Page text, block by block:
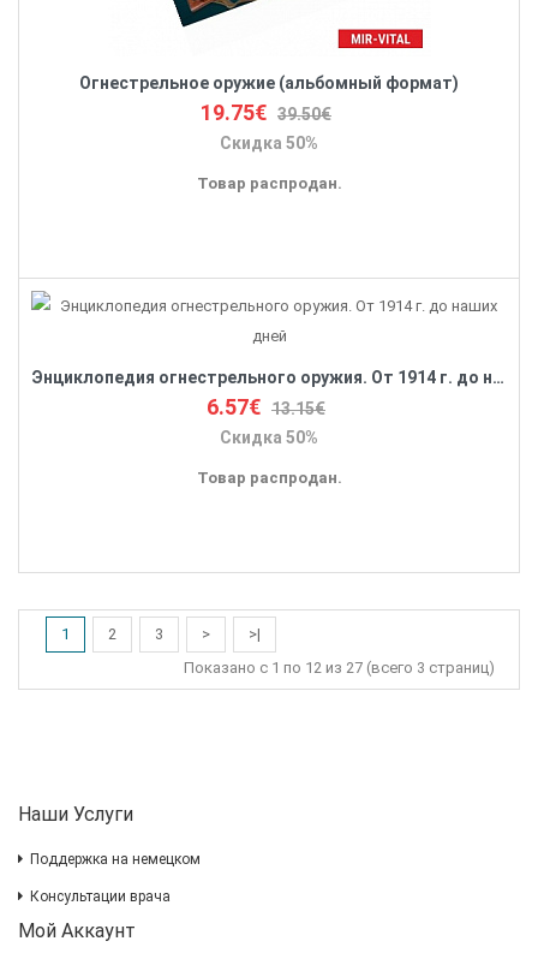
Огнестрельное оружие (альбомный формат)
19.75€ 39.50€
Скидка 50%
Товар распродан.
Энциклопедия огнестрельного оружия. От 1914 г. до наших дней
6.57€ 13.15€
Скидка 50%
Товар распродан.
1 2 3 >
>|
Показано с 1 по 12 из 27 (всего 3 страниц)
Наши Услуги
Поддержка на немецком
Консультации врача
Мой Аккаунт